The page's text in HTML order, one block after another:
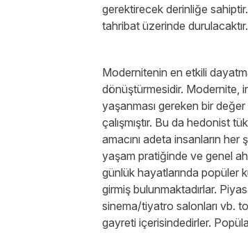
gerektirecek derinliğe
tahribat üzerinde durulacaktır.
Modernitenin en etkili
dönüştürmesidir. Modernite,
yaşanması gereken bir
çalışmıştır. Bu da hedonist
amacını adeta insanların her
yaşam pratiğinde ve genel
günlük hayatlarında popüler
girmiş bulunmaktadırlar.
sinema/tiyatro salonları vb.
gayreti içerisindedirler.